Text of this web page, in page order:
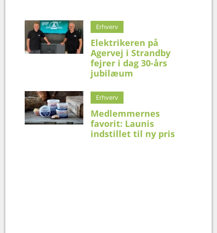
Erhverv
Elektrikeren på
Agervej i Strandby
fejrer i dag 30-års
jubilæum
Erhverv
Medlemmernes
favorit: Launis
indstillet til ny pris